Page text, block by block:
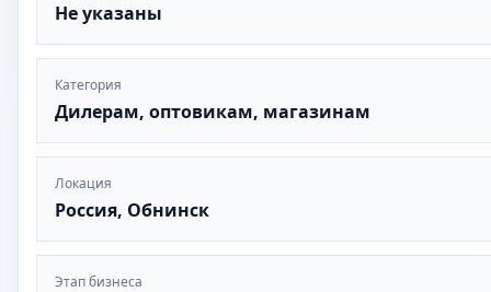
Не указаны
Категория
Дилерам, оптовикам, магазинам
Локация
Россия, Обнинск
Этап бизнеса